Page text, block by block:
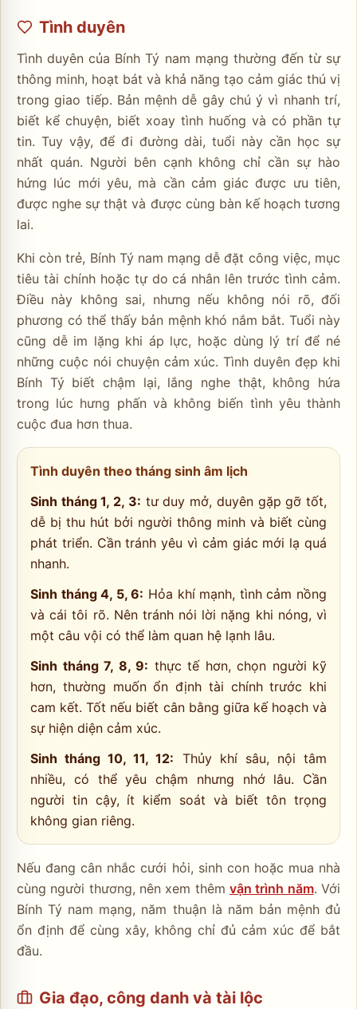
Tình duyên
Tình duyên của Bính Tý nam mạng thường đến từ sự
thông minh, hoạt bát và khả năng tạo cảm giác thú vị
trong giao tiếp. Bản mệnh dễ gây chú ý vì nhanh trí,
biết kể chuyện, biết xoay tình huống và có phần tự
tin. Tuy vậy, để đi đường dài, tuổi này cần học sự
nhất quán. Người bên cạnh không chỉ cần sự hào
hứng lúc mới yêu, mà cần cảm giác được ưu tiên,
được nghe sự thật và được cùng bàn kế hoạch tương
lai.
Khi còn trẻ, Bính Tý nam mạng dễ đặt công việc, mục
tiêu tài chính hoặc tự do cá nhân lên trước tình cảm.
Điều này không sai, nhưng nếu không nói rõ, đối
phương có thể thấy bản mệnh khó nắm bắt. Tuổi này
cũng dễ im lặng khi áp lực, hoặc dùng lý trí để né
những cuộc nói chuyện cảm xúc. Tình duyên đẹp khi
Bính Tý biết chậm lại, lắng nghe thật, không hứa
trong lúc hưng phấn và không biến tình yêu thành
cuộc đua hơn thua.
Tình duyên theo tháng sinh âm lịch
Sinh tháng 1, 2, 3: tư duy mở, duyên gặp gỡ tốt,
dễ bị thu hút bởi người thông minh và biết cùng
phát triển. Cần tránh yêu vì cảm giác mới lạ quá
nhanh.
Sinh tháng 4, 5, 6: Hỏa khí mạnh, tình cảm nồng
và cái tôi rõ. Nên tránh nói lời nặng khi nóng, vì
một câu vội có thể làm quan hệ lạnh lâu.
Sinh tháng 7, 8, 9: thực tế hơn, chọn người kỹ
hơn, thường muốn ổn định tài chính trước khi
cam kết. Tốt nếu biết cân bằng giữa kế hoạch và
sự hiện diện cảm xúc.
Sinh tháng 10, 11, 12: Thủy khí sâu, nội tâm
nhiều, có thể yêu chậm nhưng nhớ lâu. Cần
người tin cậy, ít kiểm soát và biết tôn trọng
không gian riêng.
Nếu đang cân nhắc cưới hỏi, sinh con hoặc mua nhà
cùng người thương, nên xem thêm vận trình năm. Với
Bính Tý nam mạng, năm thuận là năm bản mệnh đủ
ổn định để cùng xây, không chỉ đủ cảm xúc để bắt
đầu.
Gia đạo, công danh và tài lộc